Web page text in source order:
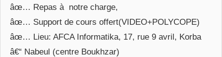
âœ… Repas à notre charge,
âœ… Support de cours offert(VIDEO+POLYCOPE)
âœ… Lieu: AFCA Informatika, 17, rue 9 avril, Korba
â€“ Nabeul (centre Boukhzar)